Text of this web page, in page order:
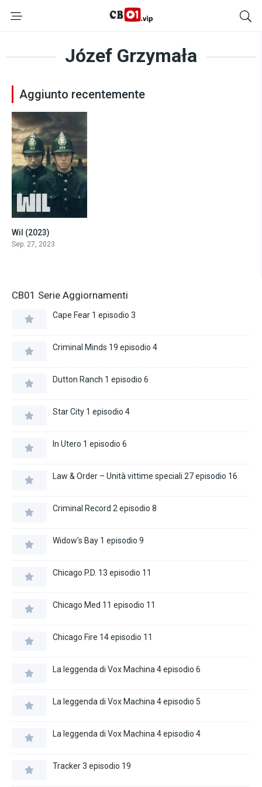
Józef Grzymała
Aggiunto recentemente
Wil (2023)
Sep. 27, 2023
CB01 Serie Aggiornamenti
Cape Fear 1 episodio 3
Criminal Minds 19 episodio 4
Dutton Ranch 1 episodio 6
Star City 1 episodio 4
In Utero 1 episodio 6
Law & Order – Unità vittime speciali 27 episodio 16
Criminal Record 2 episodio 8
Widow’s Bay 1 episodio 9
Chicago P.D. 13 episodio 11
Chicago Med 11 episodio 11
Chicago Fire 14 episodio 11
La leggenda di Vox Machina 4 episodio 6
La leggenda di Vox Machina 4 episodio 5
La leggenda di Vox Machina 4 episodio 4
Tracker 3 episodio 19